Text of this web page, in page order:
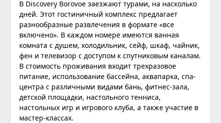
В Discovery Borovoe заезжают турами, на насколько
дней. Этот гостиничный комплекс предлагает
разнообразные развлечения в формате «все
включено». В каждом номере имеются ванная
комната с душем, холодильник, сейф, шкаф, чайник,
фен и телевизор с доступом к спутниковым каналам.
В стоимость проживания входит трехразовое
питание, использование бассейна, аквапарка, спа-
центра с различными видами бань, фитнес-зала,
детской площадки, настольного тенниса,
настольных игр и игрового клуба, а также участие в
мастер-классах.